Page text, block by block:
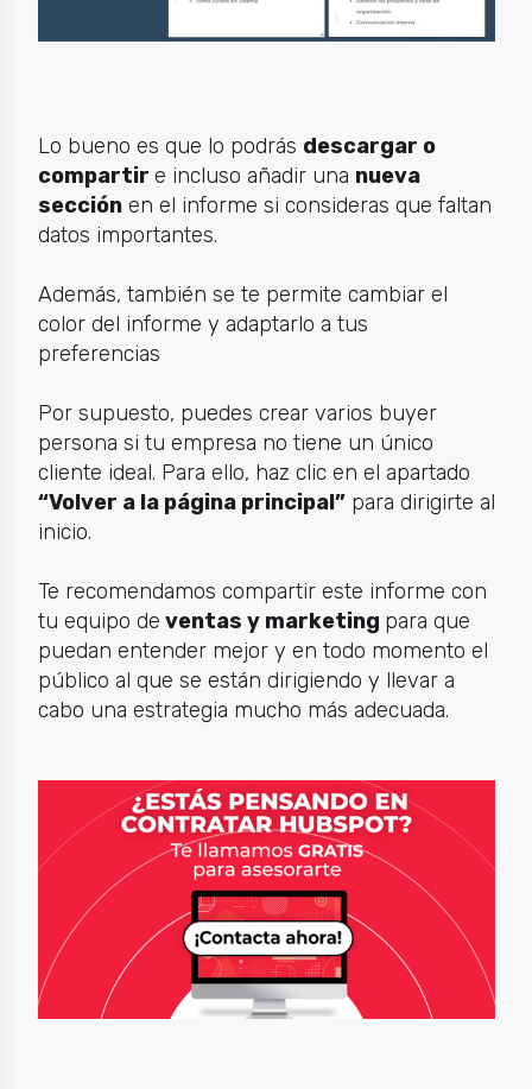
Lo bueno es que lo podrás descargar o
compartir e incluso añadir una nueva
secciónen el informe si consideras que faltan
datos importantes.
Además, también se te permite cambiar el
color del informe y adaptarlo a tus
preferencias
Por supuesto, puedes crear varios buyer
persona si tu empresa no tiene un único
cliente ideal. Para ello, haz clic en el apartado
“Volver a la página principal”para dirigirte al
inicio.
Te recomendamos compartir este informe con
tu equipo de ventas y marketing para que
puedan entender mejor y en todo momento el
público al que se están dirigiendo y llevar a
cabo una estrategia mucho más adecuada.